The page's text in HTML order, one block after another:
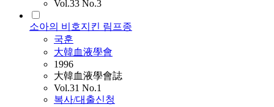
Vol.33 No.3
소아의 비호지킨 림프종
국훈
大韓血液學會
1996
大韓血液學會誌
Vol.31 No.1
복사/대출신청